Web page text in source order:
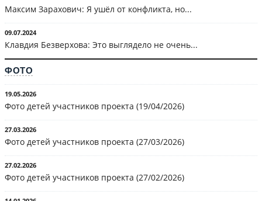
Максим Зарахович: Я ушёл от конфликта, но...
09.07.2024
Клавдия Безверхова: Это выглядело не очень...
ФОТО
19.05.2026
Фото детей участников проекта (19/04/2026)
27.03.2026
Фото детей участников проекта (27/03/2026)
27.02.2026
Фото детей участников проекта (27/02/2026)